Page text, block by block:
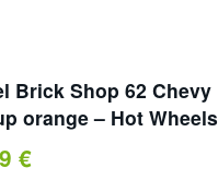
Brick Shop 62 Chevy
orange – Hot Wheels
€